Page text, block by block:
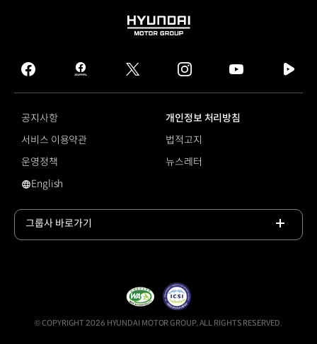
HYUNDAI
GROUP
facebook
hmg
journal
twitter instagram
tv
공지사항
개인정보 처리방침
서비스 이용약관
법적고지
운영정책
뉴스레터
영문 사이트로 이동
English
그룹사 바로가기
© COPYRIGHT 2026 HYUNDAI MOTOR GROUP, ALL RIGHTS RESERVED.